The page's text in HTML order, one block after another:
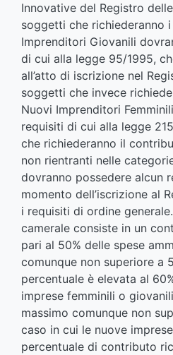
Innovative del Registro
soggetti che richiederanno
Imprenditori Giovanili
di cui alla legge 95/1995,
all’atto di iscrizione nel
soggetti che invece
Nuovi Imprenditori
requisiti di cui alla legge
che richiederanno il
non rientranti nelle
dovranno possedere alcun
momento dell’iscrizione al
i requisiti di ordine
camerale consiste in un
pari al 50% delle spese
comunque non superiore a
percentuale è elevata al
imprese femminili o
massimo comunque non
caso in cui le nuove
percentuale di contributo